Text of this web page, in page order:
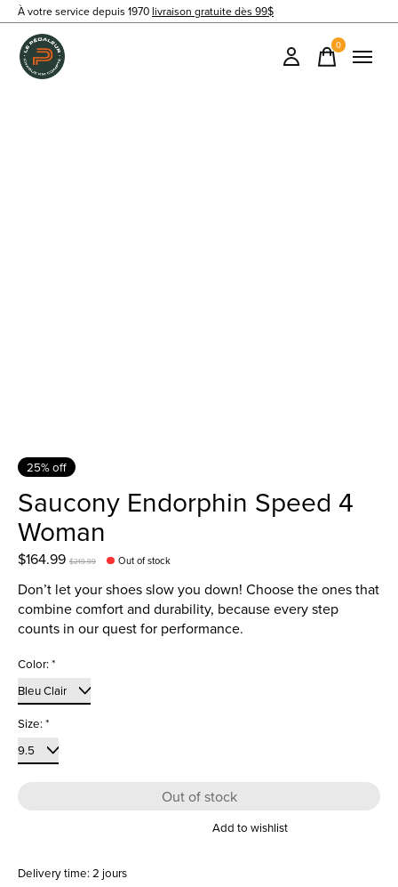
À votre service depuis 1970 livraison gratuite dès 99$
0items
25% off
Saucony Endorphin Speed 4
Woman
$164.99 $219.99 Out of stock
Don’t let your shoes slow you down! Choose the ones that
combine comfort and durability, because every step
counts in our quest for performance.
Color:*
Size:*
Out of stock
Add to wishlist
Delivery time: 2 jours